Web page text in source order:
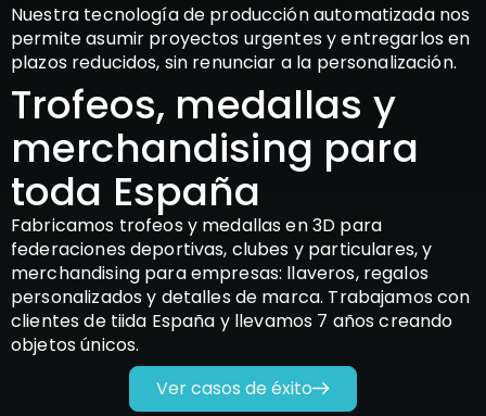
Nuestra tecnología de producción automatizada nos
permite asumir proyectos urgentes y entregarlos en
plazos reducidos, sin renunciar a la personalización.
Trofeos, medallas y
merchandising para
toda España
Fabricamos trofeos y medallas en 3D para
federaciones deportivas, clubes y particulares, y
merchandising para empresas: llaveros, regalos
personalizados y detalles de marca. Trabajamos con
clientes de tiida España y llevamos 7 años creando
objetos únicos.
Ver casos de éxito